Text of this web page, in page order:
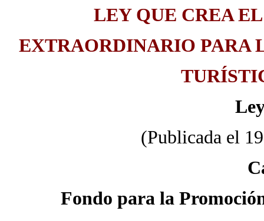
LEY QUE CREA
EXTRAORDINARIO PARA
(Publicada el
Fondo para la